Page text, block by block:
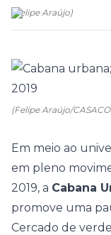
(Felipe Araújo)
(Felipe Araújo/
Em meio ao
em pleno
2019, a Cabana
promove uma
Cercado de